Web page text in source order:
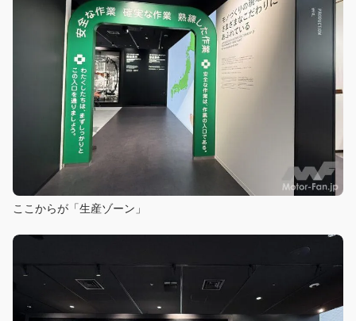
ここからが「生産ゾーン」